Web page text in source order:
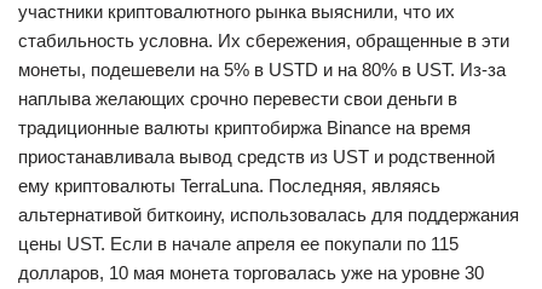
участники криптовалютного рынка выяснили, что их
стабильность условна. Их сбережения, обращенные в эти
монеты, подешевели на 5% в USTD и на 80% в UST. Из-за
наплыва желающих срочно перевести свои деньги в
традиционные валюты криптобиржа Binance на время
приостанавливала вывод средств из UST и родственной
ему криптовалюты TerraLuna. Последняя, являясь
альтернативой биткоину, использовалась для поддержания
цены UST. Если в начале апреля ее покупали по 115
долларов, 10 мая монета торговалась уже на уровне 30